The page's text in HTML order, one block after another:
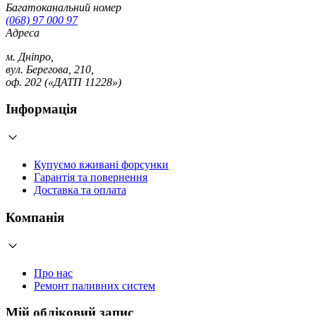
Багатоканальний номер
(068) 97 000 97
Адреса
м. Дніпро,
вул. Берегова, 210,
оф. 202 («ДАТП 11228»)
Інформація
Купуємо вживані форсунки
Гарантія та повернення
Доставка та оплата
Компанія
Про нас
Ремонт паливних систем
Мій обліковий запис